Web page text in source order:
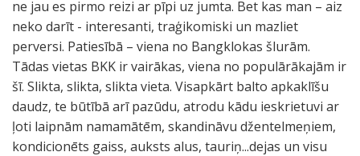
ne jau es pirmo reizi ar pīpi uz jumta. Bet kas man – aiz
neko darīt - interesanti, traģikomiski un mazliet
perversi. Patiesībā – viena no Bangklokas šlurām.
Tādas vietas BKK ir vairākas, viena no populārākajām ir
šī. Slikta, slikta, slikta vieta. Visapkārt balto apkaklīšu
daudz, te būtībā arī pazūdu, atrodu kādu ieskrietuvi ar
ļoti laipnām namamātēm, skandināvu džentelmeņiem,
kondicionēts gaiss, auksts alus, tauriņ...dejas un visu